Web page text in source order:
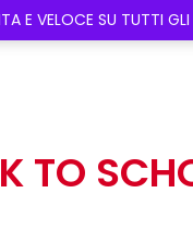
E VELOCE SU TUTTI
TO